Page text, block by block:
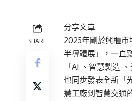
SHARE
分享文章
2025年剛於興櫃市
半導體展」，一直
「AI 、智慧製造
也同步發表全新「
慧工廠到智慧交通